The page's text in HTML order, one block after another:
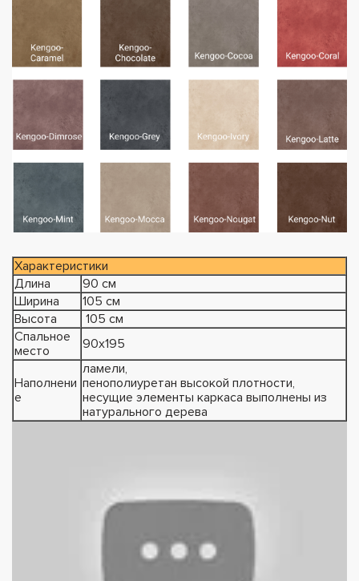
Характеристики
Длина
90 см
Ширина
105 см
Высота
105 см
Спальное
место
90х195
Наполнени
е
ламели,
пенополиуретан высокой плотности,
несущие элементы каркаса выполнены из
натурального дерева